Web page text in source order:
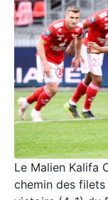
Le Malien Kalifa
chemin des